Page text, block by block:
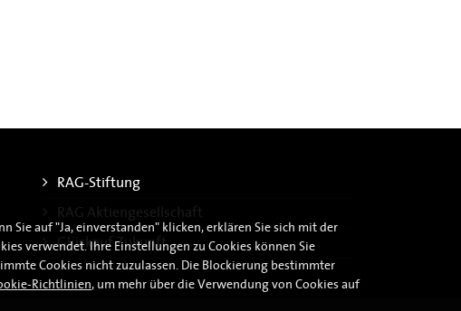
RAG-Stiftung
RAG Aktiengesellschaft
Glückauf Zukunft
Sie auf "Ja, einverstanden" klicken, erklären Sie sich mit der
verwendet. Ihre Einstellungen zu Cookies können Sie
Cookies nicht zuzulassen. Die Blockierung bestimmter
Richtlinien, um mehr über die Verwendung von Cookies auf